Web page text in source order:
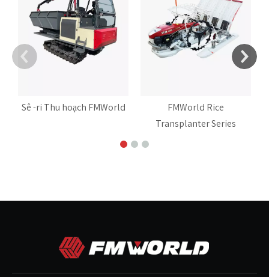
Sê -ri Thu hoạch FMWorld
FMWorld Rice
Transplanter Series